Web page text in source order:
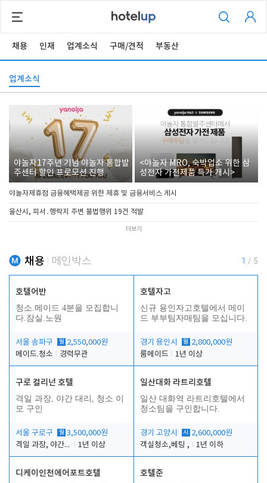
채용 인재 업계소식 구매/견적 부동산
업계소식
야놀자17주년 기념 야놀자 통합발
주센터 할인 프로모션 진행
<야놀자 MRO, 숙박업소 위한 삼
성전자 가전제품 특가 개시>
야놀자제휴점 금융혜택제공 위한 제휴 및 금융서비스 게시
울산시, 피서․행락지 주변 불법행위 19건 적발
더보기
채용 메인박스 1 / 5
호텔어반
청소.메이드 4분을 모집합니
다.잠실.노원
서울 송파구 월 2,550,000원
메이드.청소
경력무관
호텔자고
신규 용인자고호텔에서 메이
드 부부팀자매팀을 모십니다.
경기 용인시 월 2,800,000원
룸메이드
1년 이상
구로 컬리넌 호텔
격일 과장, 야간 대리, 청소 이
모 구인
서울 구로구 월 3,500,000원
격일 과장, 야간 대리, 청소 이모
1년 이상
일산대화 라트리호텔
일산 대화역 라트리호텔에서
청소팀을 구인합니다.
경기 고양시 시
2,600,000원
객실청소,베팅 ,
1년 이하
디케이인천에어포트호텔 호텔준